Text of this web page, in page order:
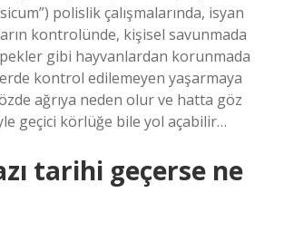
polislik çalışmalarında, isyan
kontrolünde, kişisel savunmada
gibi hayvanlardan korunmada
kontrol edilemeyen yaşarmaya
ağrıya neden olur ve hatta göz
geçici körlüğe bile yol açabilir…
tarihi geçerse ne